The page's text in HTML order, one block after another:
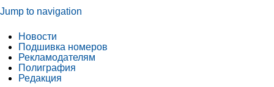
Jump to navigation
Новости
Подшивка номеров
Рекламодателям
Полиграфия
Редакция